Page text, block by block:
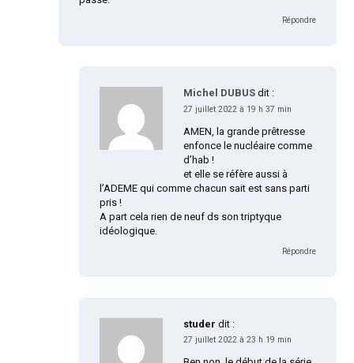
Répondre
Michel DUBUS dit :
27 juillet 2022 à 19 h 37 min
AMEN, la grande prêtresse
enfonce le nucléaire comme
d’hab !
et elle se réfère aussi à
l’ADEME qui comme chacun sait est sans parti
pris !
A part cela rien de neuf ds son triptyque
idéologique.
Répondre
studer dit :
27 juillet 2022 à 23 h 19 min